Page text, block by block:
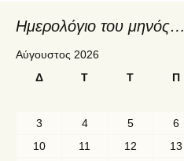
Ημερολόγιο του μηνός…
Αύγουστος 2026
Δ
Τ Τ Π
3
4 5 6
10
11 12 13